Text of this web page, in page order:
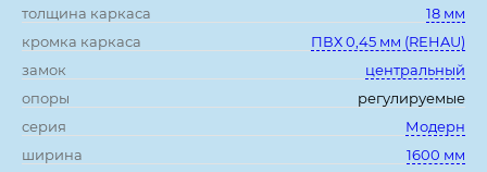
толщина каркаса
18 мм
кромка каркаса
ПВХ 0,45 мм (REHAU)
замок
центральный
опоры
регулируемые
серия
Модерн
ширина
1600 мм